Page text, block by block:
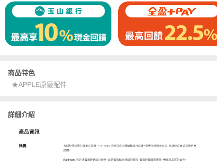
商品特色
★APPLE原廠配件
詳細介紹